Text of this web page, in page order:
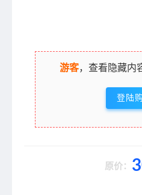
游客，查看隐藏内
登陆
原价：